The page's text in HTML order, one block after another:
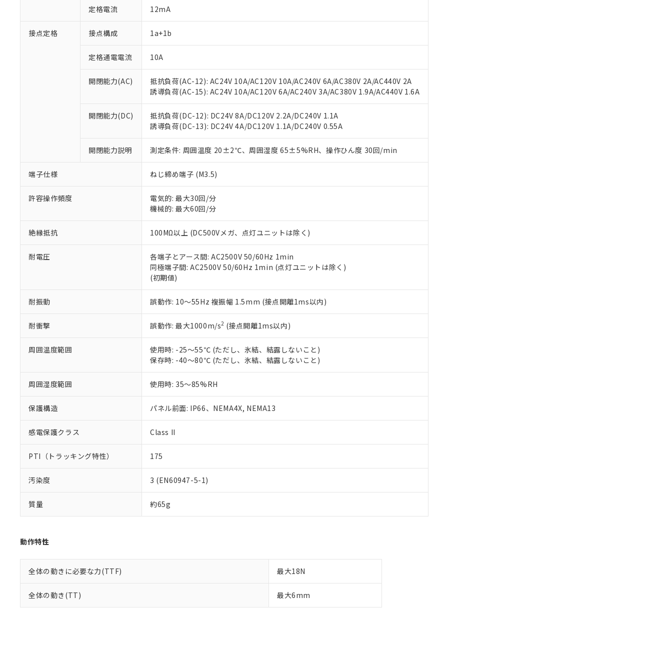
定格電流 12mA
接点定格 接点構成 1a+1b
定格通電電流 10A
開閉能力(AC)
抵抗負荷(AC-12): AC24V 10A/AC120V 10A/AC240V 6A/AC380V 2A/AC440V 2A
誘導負荷(AC-15): AC24V 10A/AC120V 6A/AC240V 3A/AC380V 1.9A/AC440V 1.6A
開閉能力(DC)
抵抗負荷(DC-12): DC24V 8A/DC120V 2.2A/DC240V 1.1A
誘導負荷(DC-13): DC24V 4A/DC120V 1.1A/DC240V 0.55A
開閉能力説明 測定条件: 周囲温度 20±2℃、周囲湿度 65±5%RH、操作ひん度 30回/min
端子仕様 ねじ締め端子 (M3.5)
許容操作頻度
電気的: 最大30回/分
機械的: 最大60回/分
絶縁抵抗 100MΩ以上 (DC500Vメガ、点灯ユニットは除く)
耐電圧
各端子とアース間: AC2500V 50/60Hz 1min
同極端子間: AC2500V 50/60Hz 1min (点灯ユニットは除く)
(初期値)
耐振動 誤動作: 10～55Hz 複振幅 1.5mm (接点開離1ms以内)
耐衝撃 誤動作: 最大1000m/s2 (接点開離1ms以内)
周囲温度範囲
使用時: -25～55℃ (ただし、氷結、結露しないこと)
保存時: -40～80℃ (ただし、氷結、結露しないこと)
周囲湿度範囲 使用時: 35～85%RH
保護構造 パネル前面: IP66、NEMA4X, NEMA13
感電保護クラス Class II
PTI（トラッキング特性） 175
汚染度 3 (EN60947-5-1)
質量 約65g
動作特性
全体の動きに必要な力(TTF) 最大18N
全体の動き(TT) 最大6mm
ご利用条件
以下の条件をお読みいただき、同意のうえご利用ください。
本サービスは、当社制御機器事業取扱商品の当社在庫状況および標準価格(税抜)を提供させていただ
くものです。
当社制御機器事業取扱商品の中には、本サービスの対象外となる商品もあることをご了承ください。
在庫状況および標準価格照会結果は、記載している更新日時点での社内データに基づき作成されるも
のであり、閲覧された時点での実際の在庫および標準価格とは異なる場合があることをご了承くださ
い。
正式な納期状況および標準価格はお客様のお取引先、またはお客様担当のオムロン制御機器販売店・
当社販売員にご相談ください。
オムロン制御機器販売店や当社販売拠点は「販売ネットワーク
」をご確認ください。
在庫状況および標準価格結果を当社の事前の承諾なく第三者に漏洩または開示しないようお願いしま
す。
ている必要があります。
お客様が当ウェブサイト上で当社にご登録された部品リストについて、当社および当社の共同利用者
が、当社の製品・サービスに関するお客様との取引・商談に必要な範囲で利用することをご了承くだ
さい。
※当社の共同利用者とは、"個人情報の共同利用に関して"
の「1.共同利用者の範囲」に記載されて
いる法人を指します。
対応予定なし：EU RoHS指令（10物質）の非含有に非対応の商品で、対応品を出す予定はありません。
調査・確認中：EU RoHS指令（10物質）の非含有の対応状況を調査中または確認中の商品です。
非該当品：ライセンス料など無形物で、有害物質有無と関係のない商品です。
仕入先様の事情により、非含有部品としていたものが、含有品と判明した場合などやむを得ず変更すること
があります。
鉛(Pb) 1000ppm以下、 水銀(Hg) 1000ppm以下、 カドミウム(Cd) 100ppm以下、
六価クロム(Cr(Ⅵ)) 1000ppm以下、ポリ臭化ビフェニル類(PBB) 1000ppm以下、ポリ臭化ジフェニルエーテル類(PBDE) 1000ppm以下、
フタル酸ビス(2-エチルヘキシル) (DEHP)(別名：DOP) 1000ppm以下、フタル酸ブチルベンジル（BBP） 1000ppm以下、フタル酸ジブチ
ル（DBP） 1000ppm以下、フタル酸ジイソブチル (DIBP) 1000ppm以下
但し、RoHS指令で産業用監視および制御機器に対する適用除外項目は除く。
フタル酸エステル類の４物質については閾値を超える意図的な使用がないことを確認しています。
※2 対応予定月
部品在庫の切り替え状況などにより、予定月が前後することがあります。
※3 非含有証明書ダウンロード
下記の非含有証明書をダウンロードすることができます。
EU RoHS指令（10物質）の非含有証明書
51物質の非含有証明書（当社基準）
※本証明書は発行日時点で非含有を証明するもので、過去に遡って非含有を証明するものではありません。
また、RoHS指令のフタル酸エステル類４物質の対応では、対応完了までの期間は出荷製品に未対応品が
混在することから備考欄に対応日を記載しておりました。
既に当社にて対応品への在庫切替を完了していることから、特段のことがない限り、2022年1月12日よ
「○」：最大均質材料含有率が中国RoHSの基準値以下であることを示します。
「×」：最大均質材料含有率が中国RoHSの基準値を超えていることを示します。
「－」：未確認です。当社販売部門へお問い合わせください。
*中国RoHS10物質の基準値 (GB/T26572)：
Pb(鉛) :1000ppm、 Hg(水銀) : 1000ppm、 Cd(カドミウム) : 100ppm、
Cr(Ⅵ)(六価クロム) : 1000ppm、 PBBs(ポリ臭化ビフェニル類) : 1000ppm、 PBDEs(ポリ臭化ジフェニルエーテル類) : 1000ppm、
DBP(フタル酸ジブチル) : 1000ppm、 DIBP(フタル酸ジイソブチル) : 1000ppm、 BBP(フタル酸ブチルベンジル) : 1000ppm、
※2 環境保護使用期限
「ｅ」：有害物質（10物質）のすべてが基準値以下であることを示します。
「10」：通常の使用状況下において有害物質が外部に漏えいし、環境に深刻な影響を及ぼさない年数を意
味します。
「－」：未確認です。当社販売部門へお問い合わせください。
当社は、これら貴社製品のうち、外国為替および外国貿易法に定める商品（以下｢規制貨物等」とい
う）を輸出または国外への提供する場合は、日本国政府の輸出許可(または役務取引許可)を取得する
などの必要な手続きをとります。
ます。
当社は貴社製品を、核兵器、ミサイル、化学兵器、生物兵器またはその他武器並びにこれらの製造装
置等に一切使用いたしません。
当社は、貴社製品を第三者に販売する場合は、上記1、2および3の内容を当該第三者に通知します。
また当社は、販売先および販売に係わる関係者が違法に輸出するおそれがある場合は、取り引きをい
たしません。
記
号
説明
○ 一定数以上の在庫あり
△ 一定数には満たないが在庫あり
－
在庫なし(最新の在庫状況については、お客様のお取引先、またはお客様担当のオムロン制御
機器販売店・当社販売員にご確認ください)
空
白
受注生産機種、また在庫状況の情報を公開していない機種